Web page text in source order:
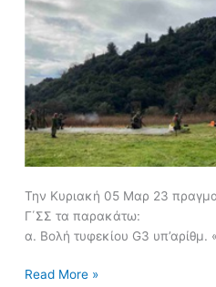
Την Κυριακή 05 Μαρ 23
Γ΄ΣΣ τα παρακάτω:
α. Βολή τυφεκίου G3 υπ’αρίθμ.
Read More »